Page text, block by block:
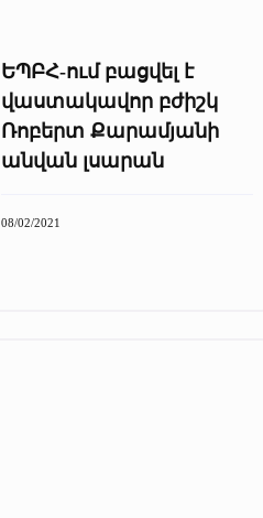
ԵՊԲՀ-ում բացվել է
վաստակավոր բժիշկ
Ռոբերտ Քարամյանի
անվան լսարան
08/02/2021